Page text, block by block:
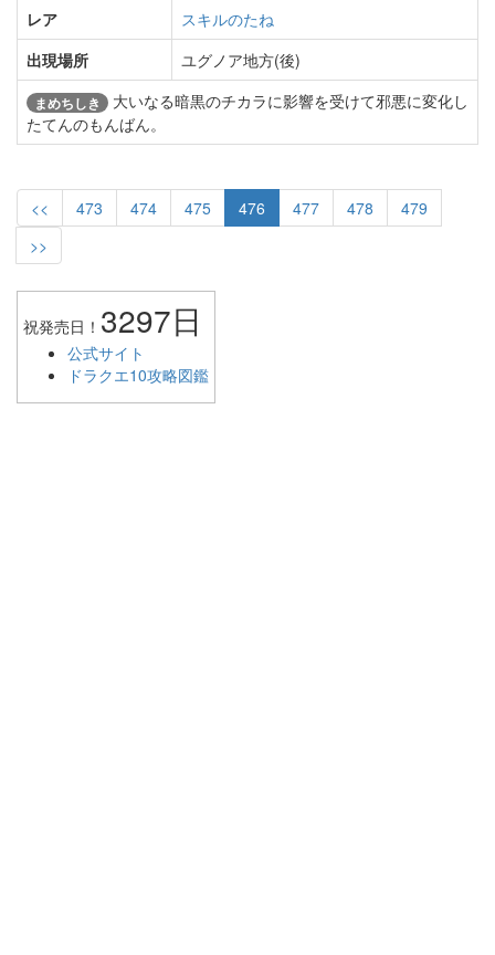
レア
スキルのたね
出現場所
ユグノア地方(後)
まめちしき
大いなる暗黒のチカラに影響を受けて邪悪に変化し
たてんのもんばん。
<< 473 474 475 476 477 478
479
>>
祝発売日！ 3297日
公式サイト
ドラクエ10攻略図鑑